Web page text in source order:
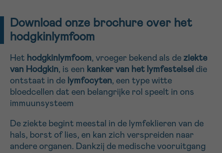
Download onze brochure over het
hodgkinlymfoom
Het hodgkinlymfoom, vroeger bekend als de ziekte
van Hodgkin, is een kanker van het lymfestelsel die
ontstaat in de lymfocyten, een type witte
bloedcellen dat een belangrijke rol speelt in ons
immuunsysteem
De ziekte begint meestal in de lymfeklieren van de
hals, borst of lies, en kan zich verspreiden naar
andere organen. Dankzij de medische vooruitgang